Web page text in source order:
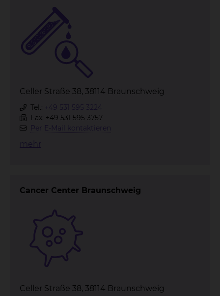
Celler Straße 38, 38114 Braunschweig
Tel.: +49 531 595 3224
Fax: +49 531 595 3757
Per E-Mail kontaktieren
mehr
Cancer Center Braunschweig
Celler Straße 38, 38114 Braunschweig